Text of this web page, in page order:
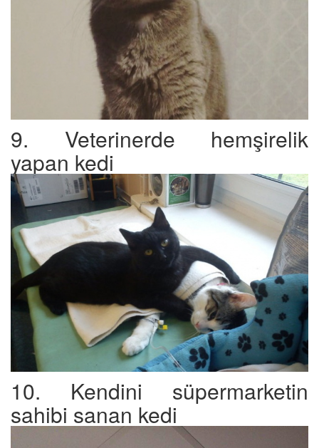
9. Veterinerde hemşirelik
yapan kedi
10. Kendini süpermarketin
sahibi sanan kedi